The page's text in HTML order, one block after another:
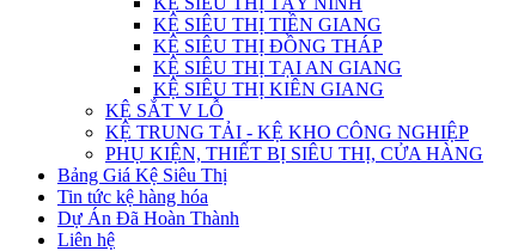
KỆ SIÊU THỊ TIỀN GIANG
KỆ SIÊU THỊ ĐỒNG THÁP
KỆ SIÊU THỊ TẠI AN GIANG
KỆ SIÊU THỊ KIÊN GIANG
KỆ SẮT V LỖ
KỆ TRUNG TẢI - KỆ KHO CÔNG NGHIỆP
PHỤ KIỆN, THIẾT BỊ SIÊU THỊ, CỬA HÀNG
Bảng Giá Kệ Siêu Thị
Tin tức kệ hàng hóa
Dự Án Đã Hoàn Thành
Liên hệ